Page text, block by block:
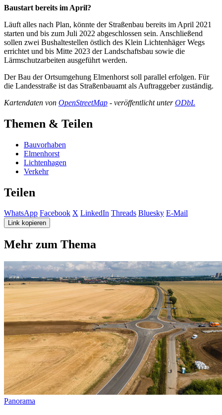
Baustart bereits im April?
Läuft alles nach Plan, könnte der Straßenbau bereits im April 2021
starten und bis zum Juli 2022 abgeschlossen sein. Anschließend
sollen zwei Bushaltestellen östlich des Klein Lichtenhäger Wegs
errichtet und bis Mitte 2023 der Landschaftsbau sowie die
Lärmschutzarbeiten ausgeführt werden.
Der Bau der Ortsumgehung Elmenhorst soll parallel erfolgen. Für
die Landesstraße ist das Straßenbauamt als Auftraggeber zuständig.
Kartendaten von OpenStreetMap - veröffentlicht unterODbL
Themen & Teilen
Bauvorhaben
Elmenhorst
Lichtenhagen
Verkehr
Teilen
WhatsApp Facebook X LinkedIn Threads Bluesky E-Mail
Link kopieren
Mehr zum Thema
Panorama